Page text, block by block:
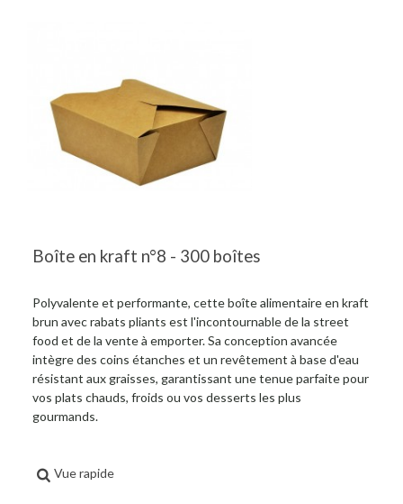
Boîte en kraft n°8 - 300 boîtes
Polyvalente et performante, cette boîte alimentaire en kraft
brun avec rabats pliants est l'incontournable de la street
food et de la vente à emporter. Sa conception avancée
intègre des coins étanches et un revêtement à base d'eau
résistant aux graisses, garantissant une tenue parfaite pour
vos plats chauds, froids ou vos desserts les plus
gourmands.
Vue rapide